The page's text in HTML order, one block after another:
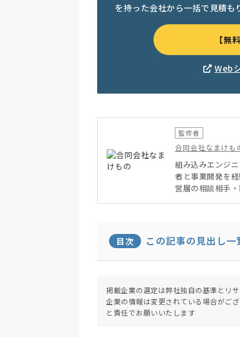
を持った会社から一括で見積も
【無
Web
監修者
合同会社なまけも
組み込みエンジ
者と事業開発を
営層の相談相手
目次 この記事の見出し一
掲載企業の選定は弊社独自の基準とリ
企業の情報は変更されている場合がご
と責任でお願いいたします